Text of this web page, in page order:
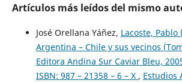
Artículos más leídos del mismo
José Orellana Yáñez, Lacoste,
Argentina – Chile y sus vecinos
Editora Andina Sur Caviar Bleu,
ISBN: 987 – 21358 – 6 – X , Estudios